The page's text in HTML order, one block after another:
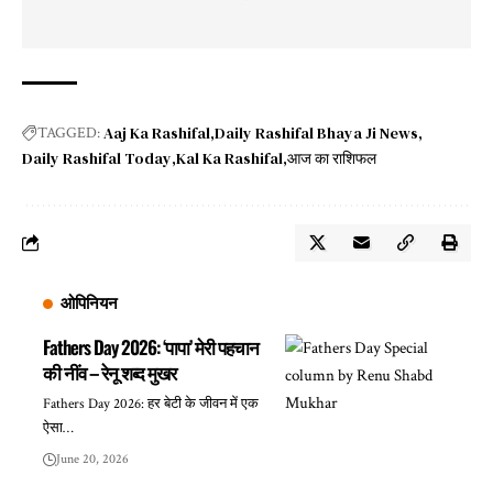
TAGGED:Aaj Ka Rashifal Daily Rashifal Bhaya Ji News
Daily Rashifal Today Kal Ka Rashifal आज का राशिफल
ओपिनियन
Fathers Day 2026: ‘पापा’ मेरी पहचान
की नींव – रेनू शब्द मुखर
Fathers Day 2026: हर बेटी के जीवन में एक
ऐसा…
June 20, 2026